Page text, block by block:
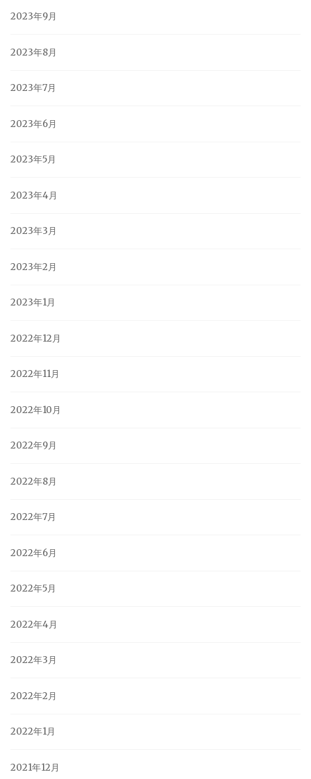
2023年9月
2023年8月
2023年7月
2023年6月
2023年5月
2023年4月
2023年3月
2023年2月
2023年1月
2022年12月
2022年11月
2022年10月
2022年9月
2022年8月
2022年7月
2022年6月
2022年5月
2022年4月
2022年3月
2022年2月
2022年1月
2021年12月